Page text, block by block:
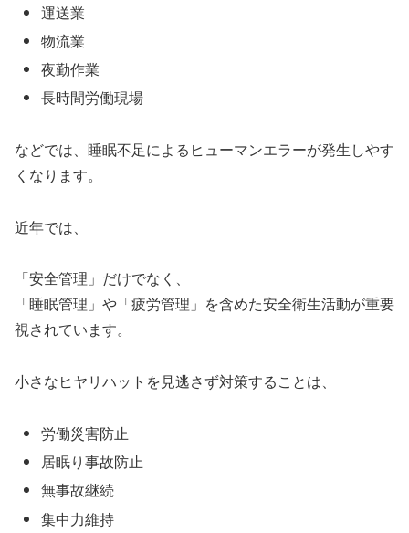
運送業
物流業
夜勤作業
長時間労働現場
などでは、睡眠不足によるヒューマンエラーが発生しやす
くなります。
近年では、
「安全管理」だけでなく、
「睡眠管理」や「疲労管理」を含めた安全衛生活動が重要
視されています。
小さなヒヤリハットを見逃さず対策することは、
労働災害防止
居眠り事故防止
無事故継続
集中力維持